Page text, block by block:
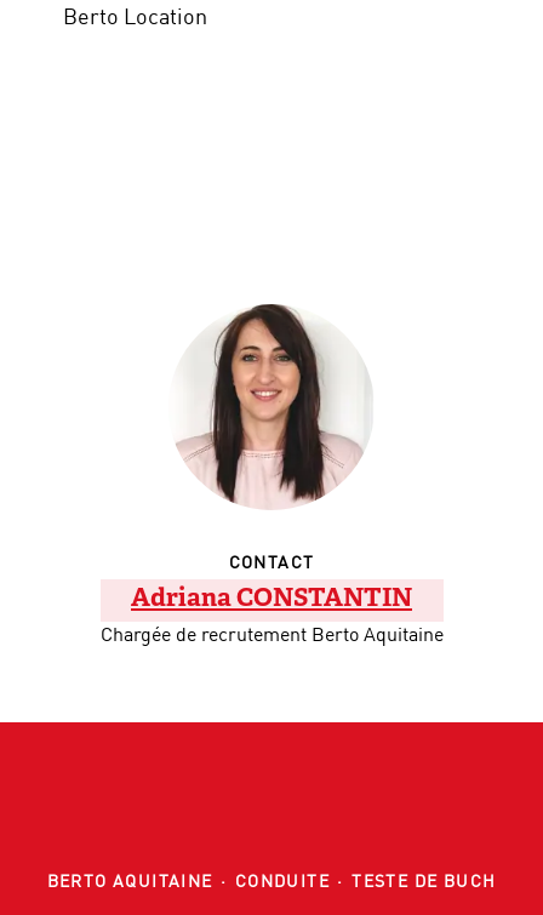
Berto Location
CONTACT
Adriana CONSTANTIN
Chargée de recrutement Berto Aquitaine
BERTO AQUITAINE · CONDUITE · TESTE DE BUCH